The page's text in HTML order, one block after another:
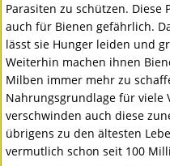
Parasiten zu schützen.
auch für Bienen gefährlich.
lässt sie Hunger leiden und
Weiterhin machen ihnen
Milben immer mehr zu
Nahrungsgrundlage für viele
verschwinden auch diese
übrigens zu den ältesten
vermutlich schon seit 100